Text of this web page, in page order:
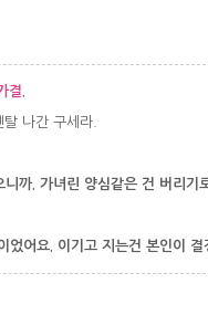
결.
나간 구세라.
니까. 가녀린 양심같은 건 버리기
었어요. 이기고 지는건 본인이 결